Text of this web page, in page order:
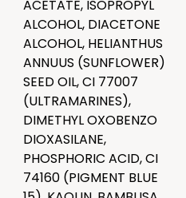
ACETATE, ISOPROPYL
ALCOHOL, DIACETONE
ALCOHOL, HELIANTHUS
ANNUUS (SUNFLOWER)
SEED OIL, CI 77007
(ULTRAMARINES),
DIMETHYL OXOBENZO
DIOXASILANE,
PHOSPHORIC ACID, CI
74160 (PIGMENT BLUE